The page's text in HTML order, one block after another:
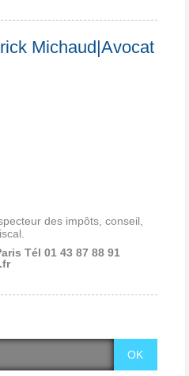
Michaud|Avocat
des impôts, conseil,
Tél 01 43 87 88 91